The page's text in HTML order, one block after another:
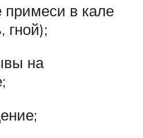
примеси в кале
гной);
на